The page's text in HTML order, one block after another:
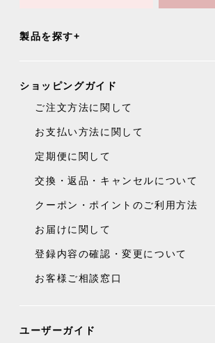
製品を探す
ショッピングガイド
ご注文方法に関して
お支払い方法に関して
定期便に関して
交換・返品・キャンセルについて
クーポン・ポイントのご利用方法
お届けに関して
登録内容の確認・変更について
お客様ご相談窓口
ユーザーガイド